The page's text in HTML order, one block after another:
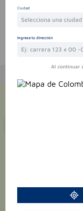
Te puede
Ciudad
Selecciona una ciudad
Ingresa tu dirección
Al continuar